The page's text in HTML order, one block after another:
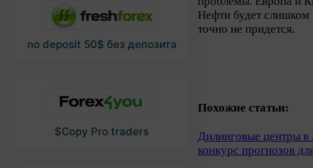
no deposit 50$ без депозита
$Copy Pro traders
Нефти будет
точно не придется.
Похожие статьи:
Дилинговые центры в
конкурс прогнозов